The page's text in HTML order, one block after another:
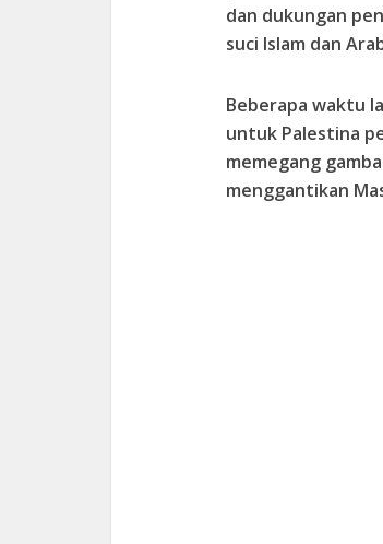
dan dukungan
suci Islam dan
Beberapa waktu
untuk Palestina
memegang
menggantikan